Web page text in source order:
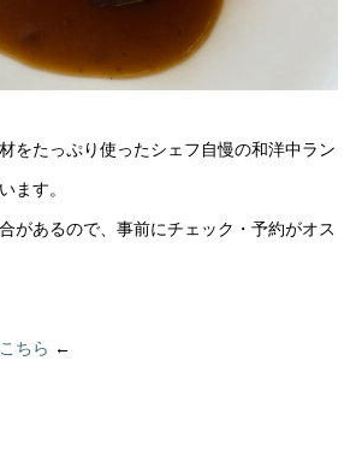
をたっぷり使ったシェフ自慢の和洋中ラン
ます。
があるので、事前にチェック・予約がオス
こちら ←